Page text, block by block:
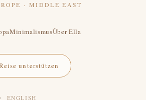
· MIDDLE EAST
MinimalismusÜber Ella
unterstützen
ENGLISH